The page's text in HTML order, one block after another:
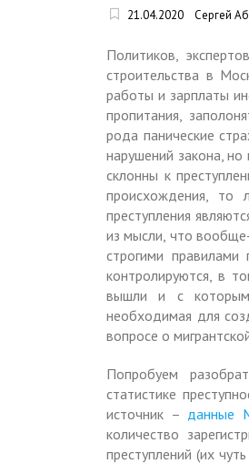
21.04.2020 Сергей
Политиков,
строительства в
работы и зарплаты
пропитания,
рода панические
нарушений закона,
склонны к
происхождения, то
преступления
из мысли, что
строгими
контролируются, в
вышли и с
необходимая для
вопросе о
Попробуем
статистике
источник – данные
количество
преступлений (их